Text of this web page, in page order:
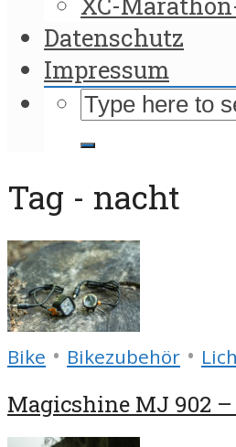
Datenschutz
Impressum
Tag - nacht
Bike • Bikezubehör •
Magicshine MJ 902